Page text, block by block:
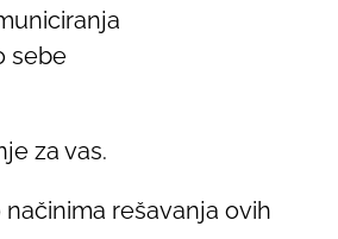
sebe
za vas.
rešavanja ovih